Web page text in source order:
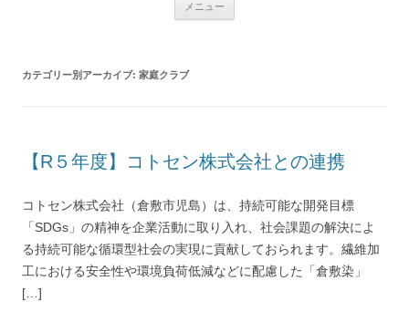
メニュー
カテゴリー別アーカイブ: 家庭クラブ
【R５年度】コトセン株式会社との連携
コトセン株式会社（倉敷市児島）は、持続可能な開発目標
「SDGs」の精神を企業活動に取り入れ、社会課題の解決によ
る持続可能な循環型社会の実現に貢献しておられます。繊維加
工における安全性や環境負荷低減などに配慮した「倉敷染」
[…]